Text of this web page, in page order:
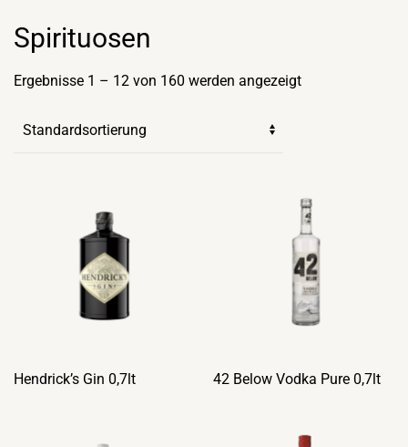
Spirituosen
Ergebnisse 1 – 12 von 160 werden angezeigt
Hendrick’s Gin 0,7lt 42 Below Vodka Pure 0,7lt